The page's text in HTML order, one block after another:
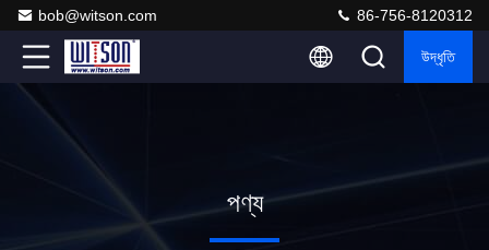
bob@witson.com 86-756-8120312
উদ্ধৃতি
পণ্য